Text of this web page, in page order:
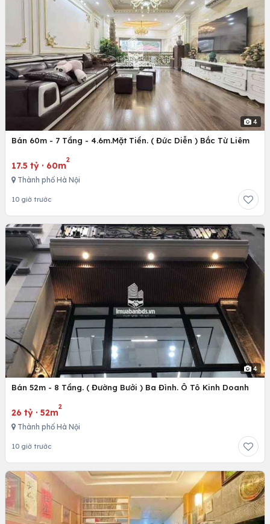
4
Bán 60m - 7 Tầng - 4.6m.Mặt Tiền. ( Đức Diễn ) Bắc Từ Liêm
17.5 tỷ · 60m
2
Thành phố Hà Nội
10 giờ trước
4
Bán 52m - 8 Tầng. ( Đường Bưởi ) Ba Đình. Ô Tô Kinh Doanh
26 tỷ · 52m
2
Thành phố Hà Nội
10 giờ trước